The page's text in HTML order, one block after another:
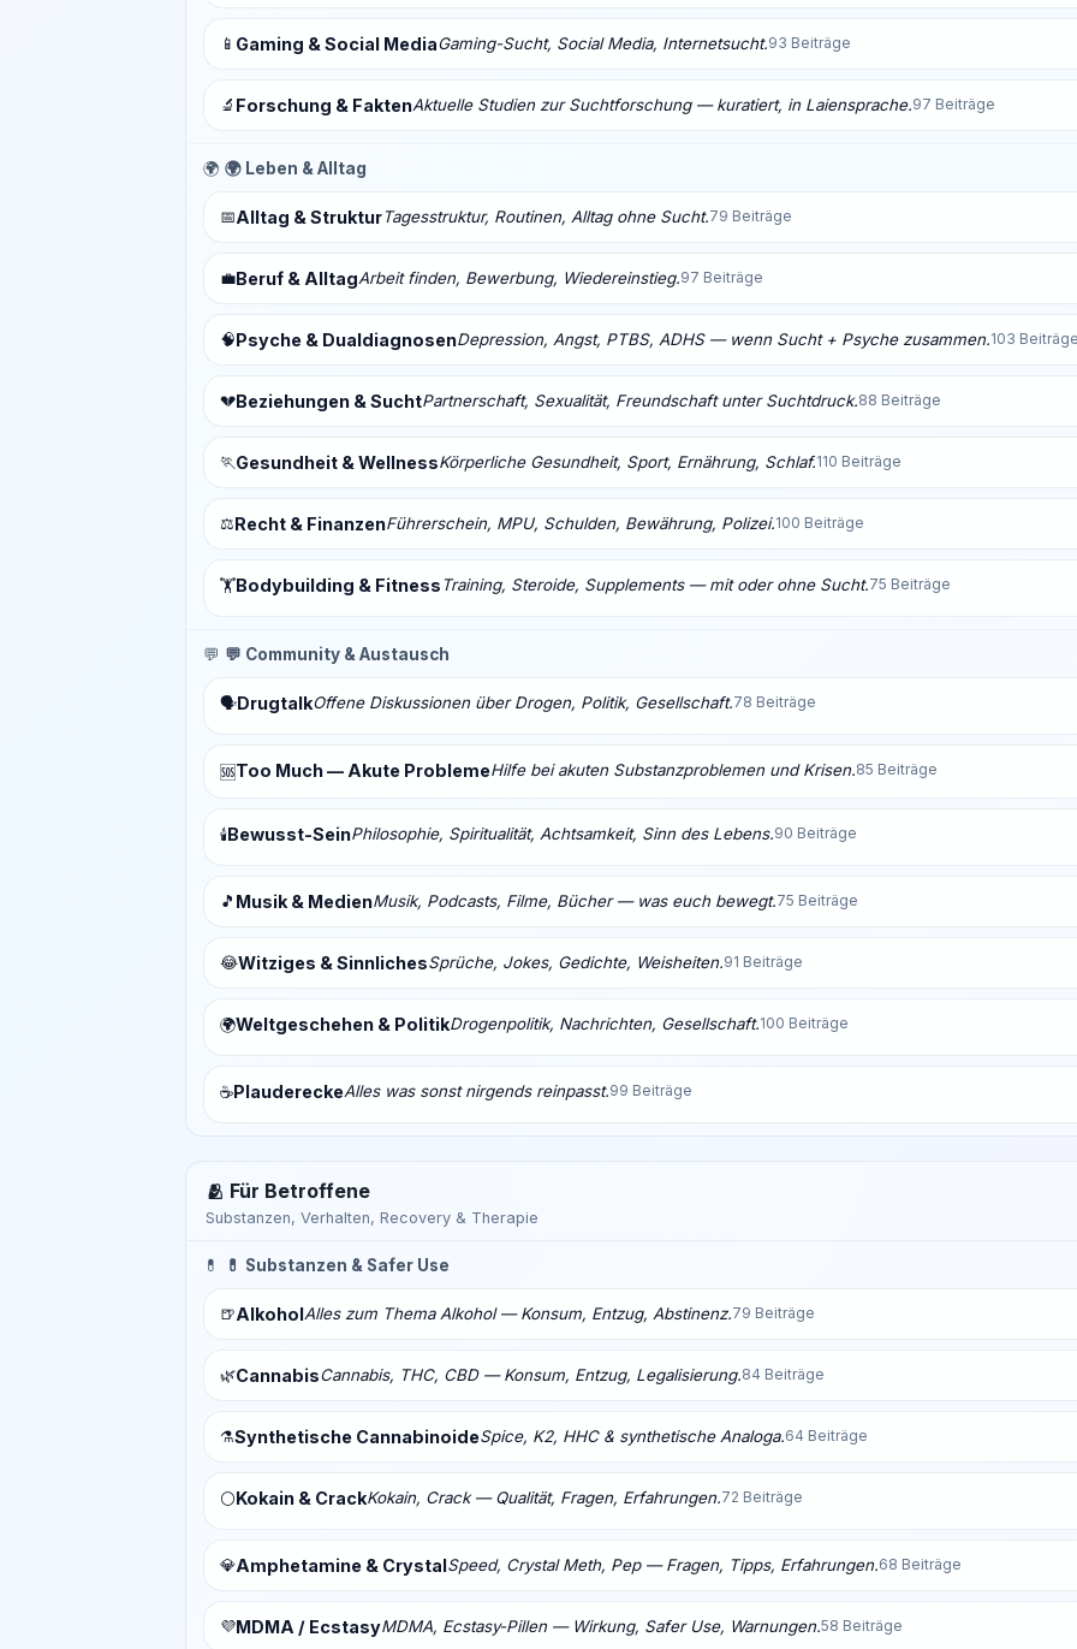
📱 Gaming & Social MediaGaming-Sucht, Social Media, Internetsucht.93 Beiträge
🔬 Forschung & FaktenAktuelle Studien zur Suchtforschung — kuratiert, in Laiensprache.97 Beiträge
🌍 🌍 Leben & Alltag
📅Alltag & StrukturTagesstruktur, Routinen, Alltag ohne Sucht.79 Beiträge
💼Beruf & AlltagArbeit finden, Bewerbung, Wiedereinstieg.97 Beiträge
🧠Psyche & DualdiagnosenDepression, Angst, PTBS, ADHS — wenn Sucht + Psyche zusammen.103
💔Beziehungen & SuchtPartnerschaft, Sexualität, Freundschaft unter Suchtdruck.88 Beiträge
🏃Gesundheit & WellnessKörperliche Gesundheit, Sport, Ernährung, Schlaf.110 Beiträge
⚖️Recht & FinanzenFührerschein, MPU, Schulden, Bewährung, Polizei.100 Beiträge
🏋️Bodybuilding & Fitness Training, Steroide, Supplements — mit oder ohne Sucht.75 Beiträge
💬 💬 Community & Austausch
🗣️DrugtalkOffene Diskussionen über Drogen, Politik, Gesellschaft.78 Beiträge
🆘Too Much — Akute ProblemeHilfe bei akuten Substanzproblemen und Krisen.85 Beiträge
🕯️Bewusst-SeinPhilosophie, Spiritualität, Achtsamkeit, Sinn des Lebens.90 Beiträge
🎵 Musik & MedienMusik, Podcasts, Filme, Bücher — was euch bewegt.75 Beiträge
😂Witziges & SinnlichesSprüche, Jokes, Gedichte, Weisheiten.91 Beiträge
🌍Weltgeschehen & PolitikDrogenpolitik, Nachrichten, Gesellschaft.100 Beiträge
☕PlaudereckeAlles was sonst nirgends reinpasst.99 Beiträge
🫂 Für Betroffene
Substanzen, Verhalten, Recovery & Therapie
💊 💊 Substanzen & Safer Use
🍺AlkoholAlles zum Thema Alkohol — Konsum, Entzug, Abstinenz.79 Beiträge
🌿CannabisCannabis, THC, CBD — Konsum, Entzug, Legalisierung.84 Beiträge
⚗️Synthetische CannabinoideSpice, K2, HHC & synthetische Analoga.64 Beiträge
⚪Kokain & CrackKokain, Crack — Qualität, Fragen, Erfahrungen.72 Beiträge
💎Amphetamine & CrystalSpeed, Crystal Meth, Pep — Fragen, Tipps, Erfahrungen.68 Beiträge
💜MDMA / EcstasyMDMA, Ecstasy-Pillen — Wirkung, Safer Use, Warnungen.58 Beiträge